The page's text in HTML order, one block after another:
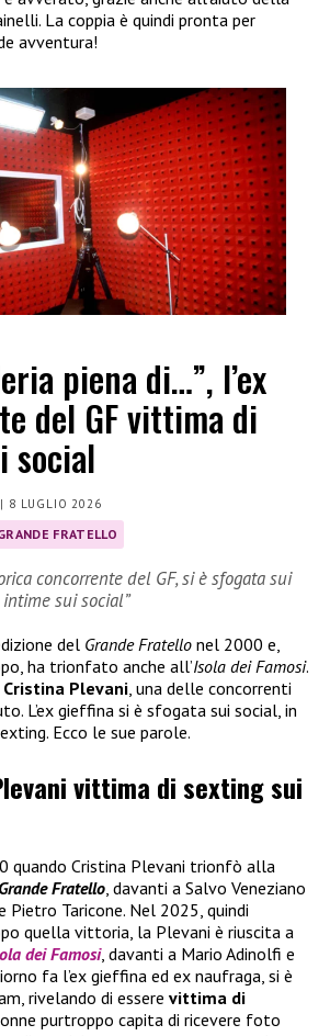
La coppia è quindi pronta per
avventura!
piena di…”, l’ex
del GF vittima di
social
| 8 LUGLIO 2026
FRATELLO
concorrente del GF, si è sfogata sui
sui social”
del Grande Fratello nel 2000 e,
ha trionfato anche all’Isola dei Famosi.
Cristina Plevani, una delle concorrenti
L’ex gieffina si è sfogata sui social, in
Ecco le sue parole.
vittima di sexting sui
quando Cristina Plevani trionfò alla
Grande Fratello, davanti a Salvo Veneziano
Pietro Taricone. Nel 2025, quindi
quella vittoria, la Plevani è riuscita a
dei Famosi, davanti a Mario Adinolfi e
fa l’ex gieffina ed ex naufraga, si è
rivelando di essere vittima di
purtroppo capita di ricevere foto